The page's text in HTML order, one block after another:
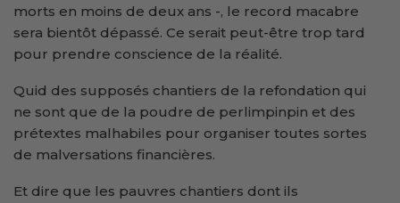
morts en moins de deux ans -, le record macabre
sera bientôt dépassé. Ce serait peut-être trop tard
pour prendre conscience de la réalité.
Quid des supposés chantiers de la refondation qui
ne sont que de la poudre de perlimpinpin et des
prétextes malhabiles pour organiser toutes sortes
de malversations financières.
Et dire que les pauvres chantiers dont ils